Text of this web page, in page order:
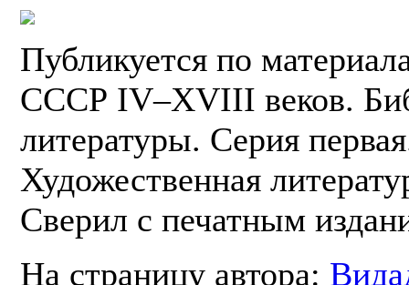
Публикуется по
СССР IV–XVIII веков.
литературы. Серия
Художественная
Сверил с печатным
На страницу автора: